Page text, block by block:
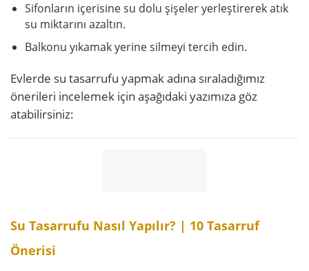
Sifonların içerisine su dolu şişeler yerleştirerek atık
su miktarını azaltın.
Balkonu yıkamak yerine silmeyi tercih edin.
Evlerde su tasarrufu yapmak adına sıraladığımız
önerileri incelemek için aşağıdaki yazımıza göz
atabilirsiniz:
Su Tasarrufu Nasıl Yapılır? | 10 Tasarruf
Önerisi